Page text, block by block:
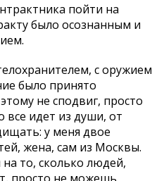
пойти на
было осознанным и
с оружием
было принято
не сподвиг, просто
все идет из души, от
у меня двое
жена, сам из Москвы.
на то, сколько людей,